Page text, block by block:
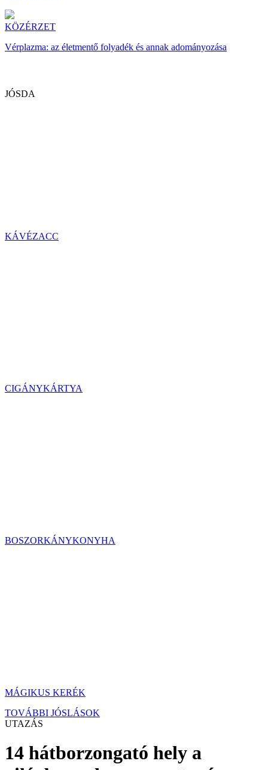
KÖZÉRZET
Vérplazma: az életmentő folyadék és annak adományozása
JÓSDA
KÁVÉZACC
CIGÁNYKÁRTYA
BOSZORKÁNYKONYHA
MÁGIKUS KERÉK
TOVÁBBI JÓSLÁSOK
UTAZÁS
14 hátborzongató hely a